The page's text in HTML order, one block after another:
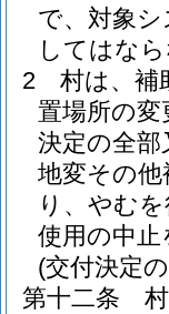
で、対象
してはな
2
村は、補
置場所の
決定の全
地変その
り、やむ
使用の中
(交付決定
第十二条